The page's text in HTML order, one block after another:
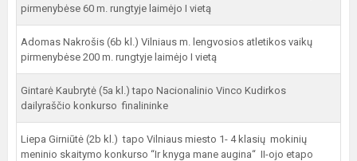
pirmenybėse 60 m. rungtyje laimėjo I vietą
Adomas Nakrošis (6b kl.) Vilniaus m. lengvosios atletikos vaikų
pirmenybėse 200 m. rungtyje laimėjo I vietą
Gintarė Kaubrytė (5a kl.) tapo Nacionalinio Vinco Kudirkos
dailyraščio konkurso finalininke
Liepa Girniūtė (2b kl.) tapo Vilniaus miesto 1- 4 klasių mokinių
meninio skaitymo konkurso “Ir knyga mane augina“ II-ojo etapo